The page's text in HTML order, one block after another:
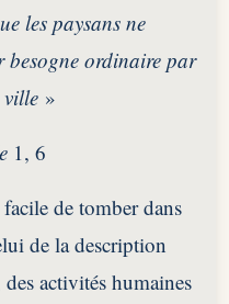
les paysans ne
besogne ordinaire par
ville »
1, 6
de tomber dans
de la description
activités humaines